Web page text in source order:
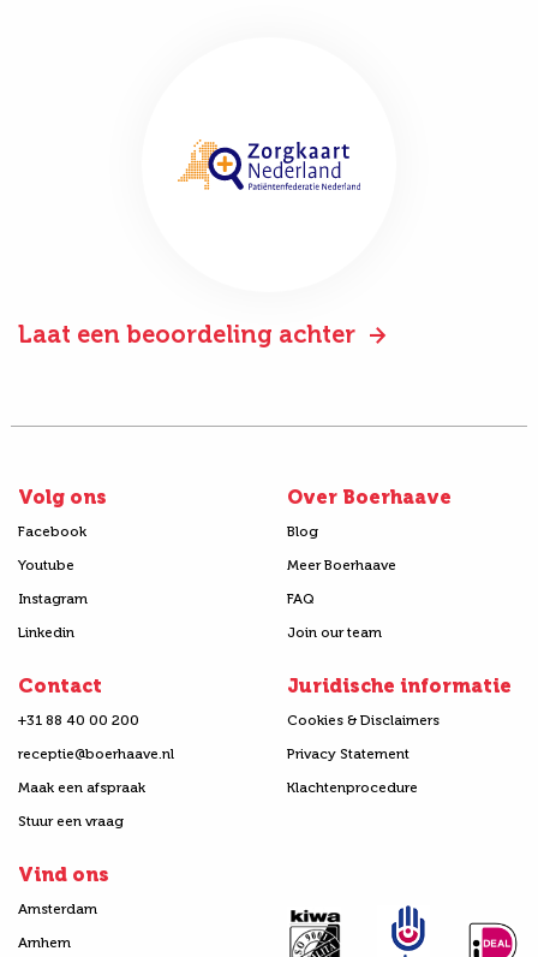
Laat een beoordeling achter
Volg ons
Facebook
Youtube
Instagram
Linkedin
Over Boerhaave
Blog
Meer Boerhaave
FAQ
Join our team
Contact
+31 88 40 00 200
receptie@boerhaave.nl
Maak een afspraak
Stuur een vraag
Juridische informatie
Cookies & Disclaimers
Privacy Statement
Klachtenprocedure
Vind ons
Amsterdam
Arnhem